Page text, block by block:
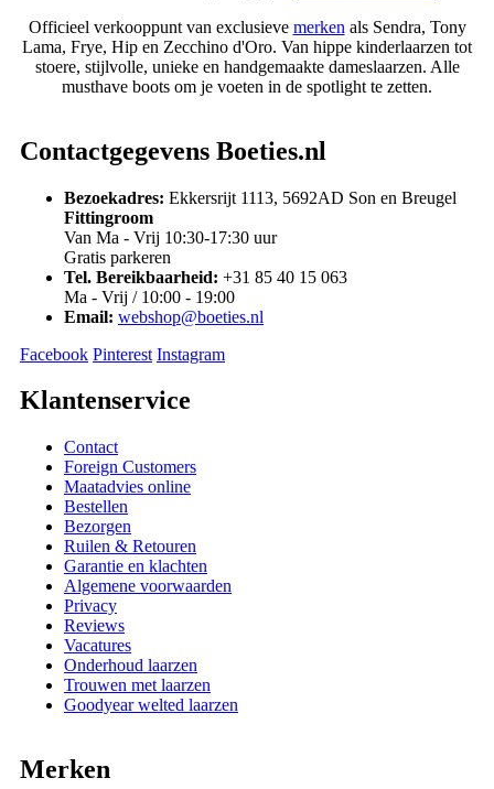
Officieel verkooppunt van exclusieve merken als Sendra, Tony
Lama, Frye, Hip en Zecchino d'Oro. Van hippe kinderlaarzen tot
stoere, stijlvolle, unieke en handgemaakte dameslaarzen. Alle
musthave boots om je voeten in de spotlight te zetten.
Contactgegevens Boeties.nl
Bezoekadres: Ekkersrijt 1113, 5692AD Son en Breugel
Fittingroom
Van Ma - Vrij 10:30-17:30 uur
Gratis parkeren
Tel. Bereikbaarheid: +31 85 40 15 063
Ma - Vrij / 10:00 - 19:00
Email: webshop@boeties.nl
Facebook Pinterest Instagram
Klantenservice
Contact
Foreign Customers
Maatadvies online
Bestellen
Bezorgen
Ruilen & Retouren
Garantie en klachten
Algemene voorwaarden
Privacy
Reviews
Vacatures
Onderhoud laarzen
Trouwen met laarzen
Goodyear welted laarzen
Merken